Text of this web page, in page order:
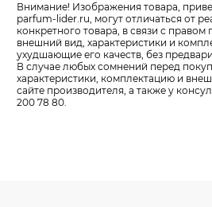
Внимание! Изображения товара,
parfum-lider.ru, могут отличаться от
конкретного товара, в связи с правом
внешний вид, характеристики и
ухудшающие его качеств, без
В случае любых сомнений перед
характеристики, комплектацию и
сайте производителя, а также у
200 78 80.